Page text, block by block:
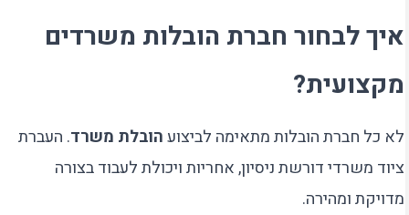
איך לבחור חברת הובלות משרדים
מקצועית?
לא כל חברת הובלות מתאימה לביצועהובלת משרד. העברת
ציוד משרדי דורשת ניסיון, אחריות ויכולת לעבוד בצורה
מדויקת ומהירה.